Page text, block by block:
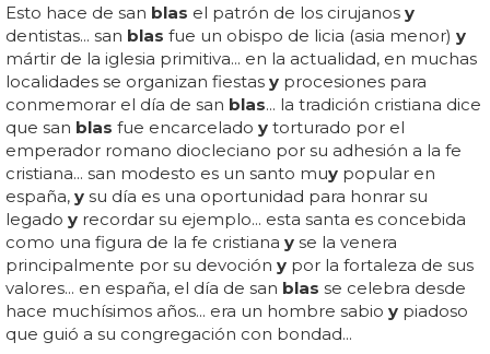
Esto hace de san blas el patrón de los cirujanos y
dentistas... san blas fue un obispo de licia (asia menor) y
mártir de la iglesia primitiva... en la actualidad, en muchas
localidades se organizan fiestas y procesiones para
conmemorar el día de san blas... la tradición cristiana dice
que san blas fue encarcelado y torturado por el
emperador romano diocleciano por su adhesión a la fe
cristiana... san modesto es un santo muy popular en
españa, y su día es una oportunidad para honrar su
legado y recordar su ejemplo... esta santa es concebida
como una figura de la fe cristiana y se la venera
principalmente por su devoción y por la fortaleza de sus
valores... en españa, el día de san blas se celebra desde
hace muchísimos años... era un hombre sabio y piadoso
que guió a su congregación con bondad...